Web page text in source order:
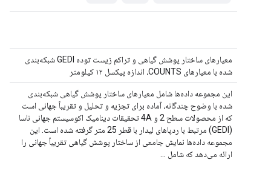
معیارهای ساختار پوشش گیاهی و تراکم زیست توده GEDI شبکه‌بندی
شده با معیارهای COUNTS، اندازه پیکسل ۱۲ کیلومتر
این مجموعه داده‌ها شامل معیارهای ساختار پوشش گیاهی شبکه‌بندی
شده با وضوح چندگانه، آماده برای تجزیه و تحلیل و تقریباً جهانی است
که از محصولات سطح 2 و 4A تحقیقات دینامیک اکوسیستم جهانی ناسا
(GEDI) مرتبط با ردپاهای لیدار با قطر 25 متر گرفته شده است. این
مجموعه داده‌ها نمایش جامعی از ساختار پوشش گیاهی تقریباً جهانی را
ارائه می‌دهد که شامل ...